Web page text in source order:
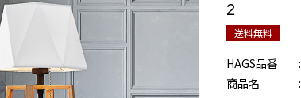
2
送料無料
HAGS品番
商品名